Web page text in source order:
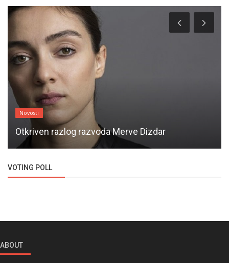
Novosti
Otkriven razlog razvoda Merve Dizdar
VOTING POLL
ABOUT